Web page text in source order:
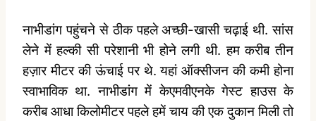
नाभीडांग पहुंचने से ठीक पहले अच्छी-खासी चढ़ाई थी. सांस
लेने में हल्की सी परेशानी भी होने लगी थी. हम करीब तीन
हज़ार मीटर की ऊंचाई पर थे. यहां ऑक्सीजन की कमी होना
स्वाभाविक था. नाभीडांग में केएमवीएनके गेस्ट हाउस के
करीब आधा किलोमीटर पहले हमें चाय की एक दुकान मिली तो